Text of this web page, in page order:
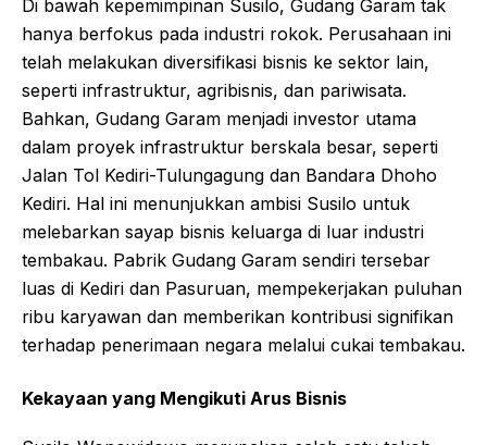
Di bawah kepemimpinan Susilo, Gudang Garam tak
hanya berfokus pada industri rokok. Perusahaan ini
telah melakukan diversifikasi bisnis ke sektor lain,
seperti infrastruktur, agribisnis, dan pariwisata.
Bahkan, Gudang Garam menjadi investor utama
dalam proyek infrastruktur berskala besar, seperti
Jalan Tol Kediri-Tulungagung dan Bandara Dhoho
Kediri. Hal ini menunjukkan ambisi Susilo untuk
melebarkan sayap bisnis keluarga di luar industri
tembakau. Pabrik Gudang Garam sendiri tersebar
luas di Kediri dan Pasuruan, mempekerjakan puluhan
ribu karyawan dan memberikan kontribusi signifikan
terhadap penerimaan negara melalui cukai tembakau.
Kekayaan yang Mengikuti Arus Bisnis